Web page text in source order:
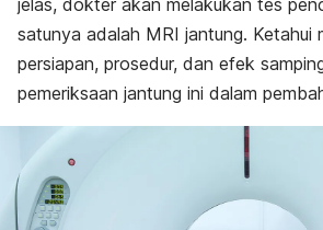
Prosedur
Pascaprosedur
jelas, dokter akan melakukan tes
satunya adalah MRI jantung. Ketahui
persiapan, prosedur, dan efek
pemeriksaan jantung ini dalam